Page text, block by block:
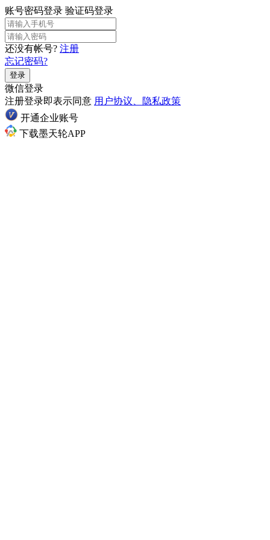
账号密码登录 验证码登录
还没有帐号? 注册
忘记密码?
登录
微信登录
注册登录即表示同意 用户协议、隐私政策
开通企业账号
下载墨天轮APP